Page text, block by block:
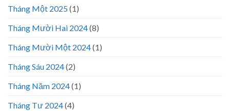
Tháng Một 2025(1)
Tháng Mười Hai 2024(8)
Tháng Mười Một 2024(1)
Tháng Sáu 2024(2)
Tháng Năm 2024(1)
Tháng Tư 2024(4)